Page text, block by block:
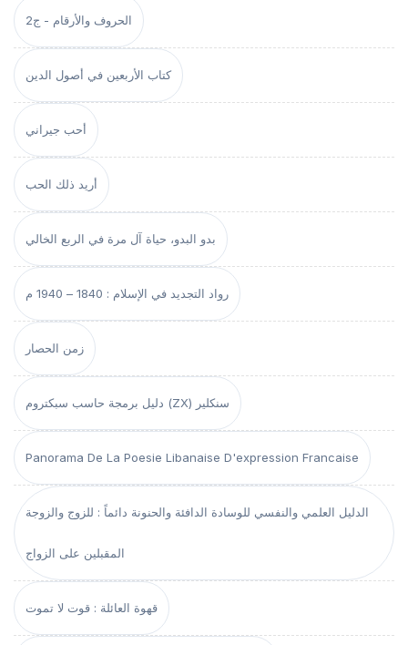
الحروف والأرقام - ج2
كتاب الأربعين في أصول الدين
أحب جيراني
أريد ذلك الحب
بدو البدو، حياة آل مرة في الربع الخالي
رواد التجديد في الإسلام : 1840 – 1940 م
زمن الحصار
دليل برمجة حاسب سبكتروم (ZX) سنكلير
Panorama De La Poesie Libanaise D'expression Francaise
الدليل العلمي والنفسي للوسادة الدافئة والحنونة دائماً : للزوج والزوجة
المقبلين على الزواج
قهوة العائلة : قوت لا تموت